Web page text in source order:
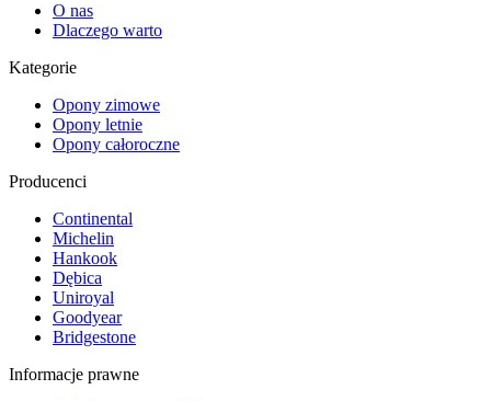
O nas
Dlaczego warto
Kategorie
Opony zimowe
Opony letnie
Opony całoroczne
Producenci
Continental
Michelin
Hankook
Dębica
Uniroyal
Goodyear
Bridgestone
Informacje prawne